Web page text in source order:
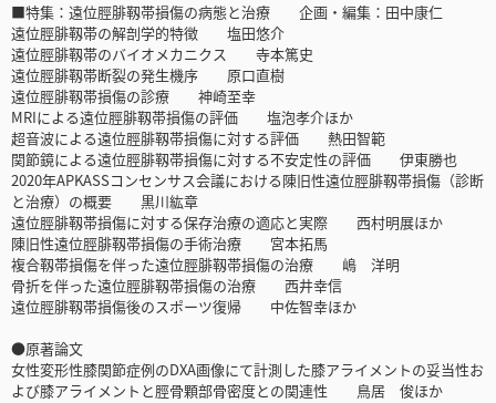
■特集：遠位脛腓靱帯損傷の病態と治療 企画・編集：田中康仁
遠位脛腓靱帯の解剖学的特徴 塩田悠介
遠位脛腓靱帯のバイオメカニクス 寺本篤史
遠位脛腓靱帯断裂の発生機序 原口直樹
遠位脛腓靱帯損傷の診療 神崎至幸
MRIによる遠位脛腓靱帯損傷の評価 塩泡孝介ほか
超音波による遠位脛腓靱帯損傷に対する評価 熱田智範
関節鏡による遠位脛腓靱帯損傷に対する不安定性の評価 伊東勝也
2020年APKASSコンセンサス会議における陳旧性遠位脛腓靱帯損傷（診断
と治療）の概要 黒川紘章
遠位脛腓靱帯損傷に対する保存治療の適応と実際 西村明展ほか
陳旧性遠位脛腓靱帯損傷の手術治療 宮本拓馬
複合靱帯損傷を伴った遠位脛腓靱帯損傷の治療 嶋 洋明
骨折を伴った遠位脛腓靱帯損傷の治療 西井幸信
遠位脛腓靱帯損傷後のスポーツ復帰 中佐智幸ほか
●原著論文
女性変形性膝関節症例のDXA画像にて計測した膝アライメントの妥当性お
よび膝アライメントと脛骨顆部骨密度との関連性 鳥居 俊ほか